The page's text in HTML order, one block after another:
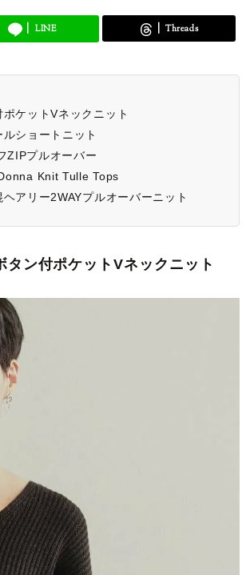
LINE Threads
ケットVネックニット
ショートニット
ZIPプルオーバー
Knit Tulle Tops
アリー2WAYプルオーバーニット
ン付ポケットVネックニット